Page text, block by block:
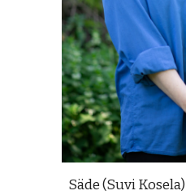
Säde (Suvi Kosela)